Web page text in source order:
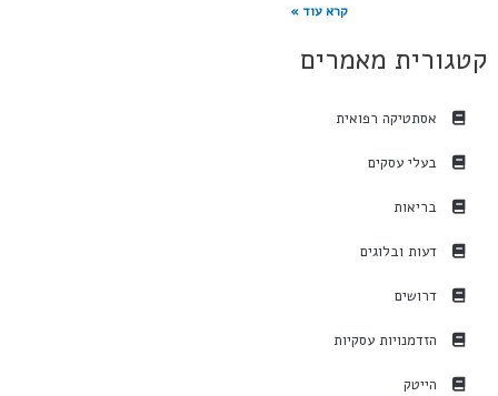
קרא עוד »
קטגורית מאמרים
אסתטיקה רפואית
בעלי עסקים
בריאות
דעות ובלוגים
דרושים
הזדמנויות עסקיות
הייטק